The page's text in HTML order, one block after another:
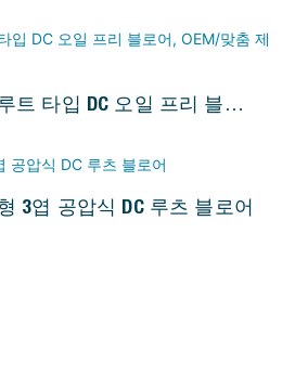
트 타입 DC 오일 프리 블로
3엽 공압식 DC 루츠 블로어